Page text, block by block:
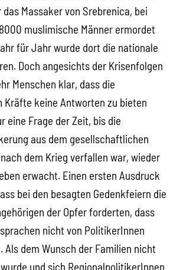
Massaker von Srebrenica, bei
muslimische Männer ermordet
für Jahr wurde dort die nationale
Doch angesichts der Krisenfolgen
Menschen klar, dass die
Kräfte keine Antworten zu bieten
eine Frage der Zeit, bis die
aus dem gesellschaftlichen
dem Krieg verfallen war, wieder
erwacht. Einen ersten Ausdruck
bei den besagten Gedenkfeiern die
der Opfer forderten, dass
nicht von PolitikerInnen
Als dem Wunsch der Familien nicht
und sich RegionalpolitikerInnen